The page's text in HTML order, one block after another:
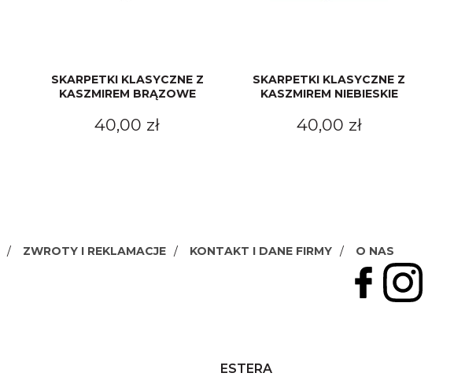
SKARPETKI KLASYCZNE Z
KASZMIREM BRĄZOWE
40,00 zł
SKARPETKI KLASYCZNE Z
KASZMIREM NIEBIESKIE
40,00 zł
ZWROTY I REKLAMACJE KONTAKT I DANE FIRMY O NAS
ESTERA